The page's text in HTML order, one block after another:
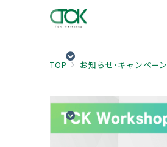
TOP お知らせ･キャンペーン